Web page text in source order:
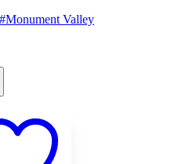
#Monument Valley